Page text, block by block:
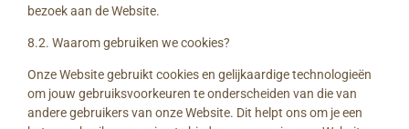
bezoek aan de Website.
8.2. Waarom gebruiken we cookies?
Onze Website gebruikt cookies en gelijkaardige technologieën
om jouw gebruiksvoorkeuren te onderscheiden van die van
andere gebruikers van onze Website. Dit helpt ons om je een